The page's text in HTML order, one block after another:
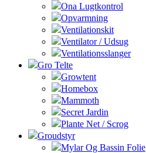
Ona Lugtkontrol
Opvarmning
Ventilationskit
Ventilator / Udsug
Ventilationsslanger
Gro Telte
Growtent
Homebox
Mammoth
Secret Jardin
Plante Net / Scrog
Groudstyr
Mylar Og Bassin Folie